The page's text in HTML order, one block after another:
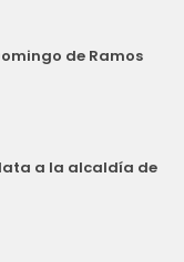
de Ramos
a la alcaldía de